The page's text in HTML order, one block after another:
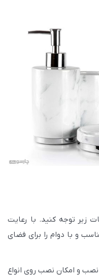
زیر توجه کنید. با رعایت
و با دوام را برای فضای
و امکان نصب روی انواع